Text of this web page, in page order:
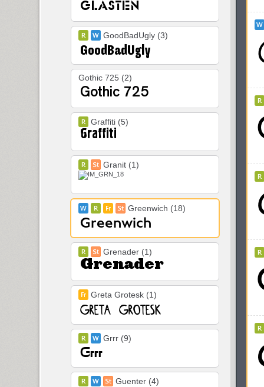
GoodBadUgly (3)
Gothic 725 (2)
Graffiti (5)
Granit (1)
Greenwich (18)
Grenader (1)
Greta Grotesk (1)
Grrr (9)
Guenter (4)